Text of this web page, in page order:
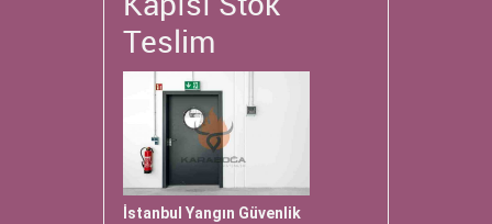
Kapısı Stok
Teslim
İstanbul Yangın Güvenlik